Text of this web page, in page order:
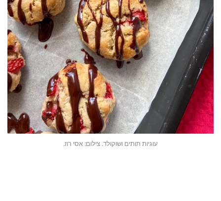
עוגיות תותים ושוקולד. צילום: אסי רוז.